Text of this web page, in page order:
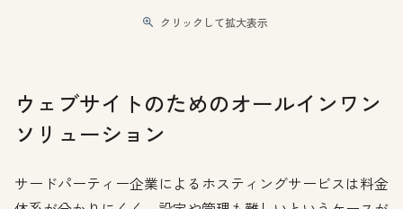
クリックして拡大表示
ウェブサイトのためのオールインワン
ソリューション
サードパーティー企業によるホスティングサービスは料金